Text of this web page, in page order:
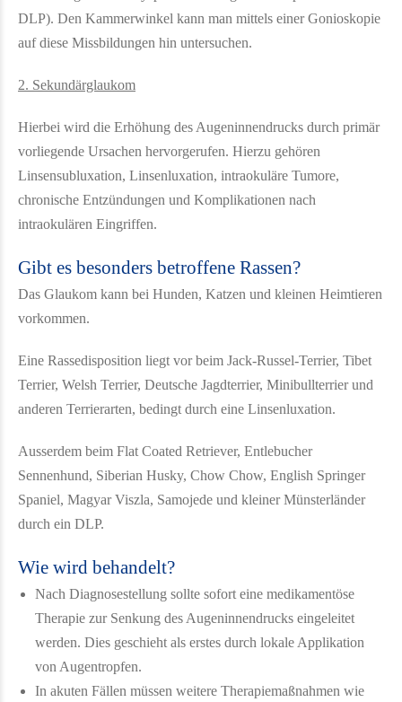
DLP). Den Kammerwinkel kann man mittels einer Gonioskopie
auf diese Missbildungen hin untersuchen.
2. Sekundärglaukom
Hierbei wird die Erhöhung des Augeninnendrucks durch primär
vorliegende Ursachen hervorgerufen. Hierzu gehören
Linsensubluxation, Linsenluxation, intraokuläre Tumore,
chronische Entzündungen und Komplikationen nach
intraokulären Eingriffen.
Gibt es besonders betroffene Rassen?
Das Glaukom kann bei Hunden, Katzen und kleinen Heimtieren
vorkommen.
Eine Rassedisposition liegt vor beim Jack-Russel-Terrier, Tibet
Terrier, Welsh Terrier, Deutsche Jagdterrier, Minibullterrier und
anderen Terrierarten, bedingt durch eine Linsenluxation.
Ausserdem beim Flat Coated Retriever, Entlebucher
Sennenhund, Siberian Husky, Chow Chow, English Springer
Spaniel, Magyar Viszla, Samojede und kleiner Münsterländer
durch ein DLP.
Wie wird behandelt?
Nach Diagnosestellung sollte sofort eine medikamentöse
Therapie zur Senkung des Augeninnendrucks eingeleitet
werden. Dies geschieht als erstes durch lokale Applikation
von Augentropfen.
In akuten Fällen müssen weitere Therapiemaßnahmen wie